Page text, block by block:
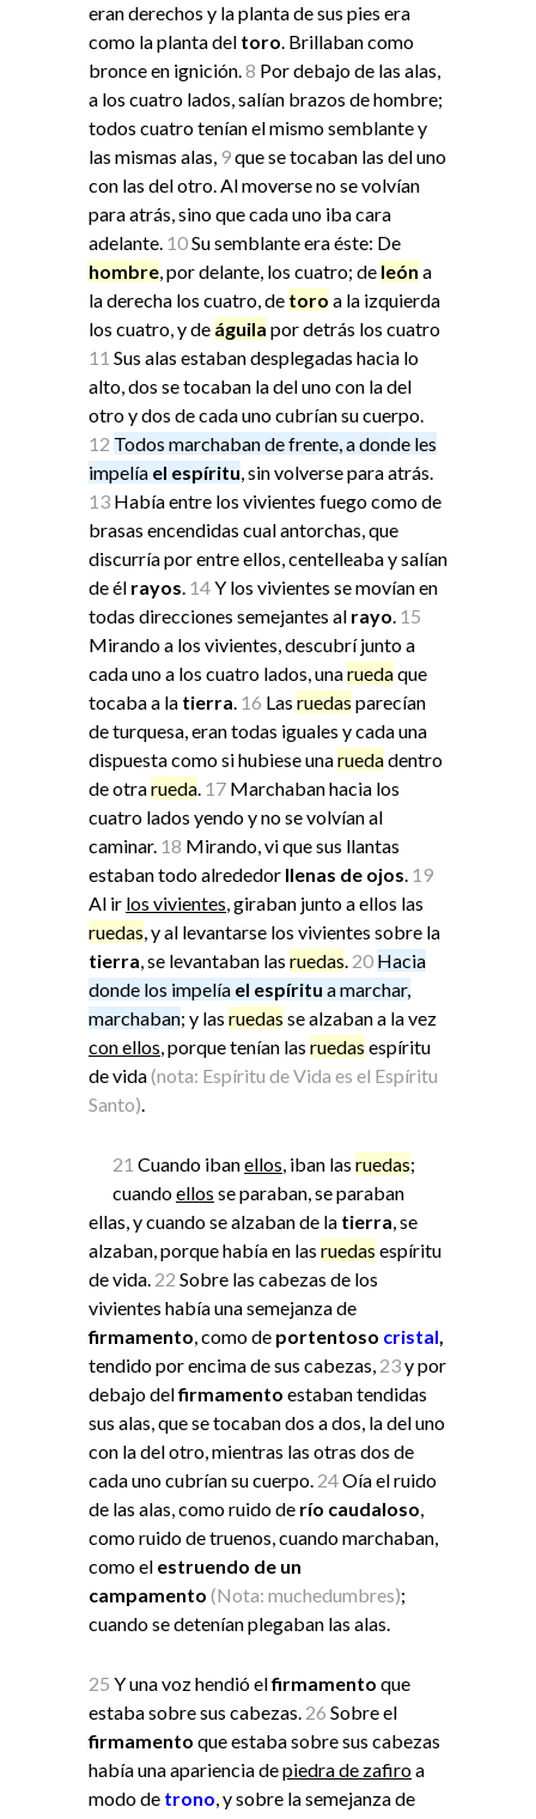
eran derechos y la planta de sus pies era
como la planta del toro. Brillaban como
bronce en ignición.8 Por debajo de las alas,
a los cuatro lados, salían brazos de hombre;
todos cuatro tenían el mismo semblante y
las mismas alas, 9que se tocaban las del uno
con las del otro. Al moverse no se volvían
para atrás, sino que cada uno iba cara
adelante. 10Su semblante era éste: De
hombre, por delante, los cuatro; de león a
la derecha los cuatro, de toro a la izquierda
los cuatro, y de águila por detrás los cuatro
11 Sus alas estaban desplegadas hacia lo
alto, dos se tocaban la del uno con la del
otro y dos de cada uno cubrían su cuerpo.
12 Todos marchaban de frente, a donde les
impelía el espíritu, sin volverse para atrás.
13 Había entre los vivientes fuego como de
brasas encendidas cual antorchas, que
discurría por entre ellos, centelleaba y salían
de él rayos. 14Y los vivientes se movían en
todas direcciones semejantes al rayo. 15
Mirando a los vivientes, descubrí junto a
cada uno a los cuatro lados, unaruedaque
tocaba a la tierra. 16 Las ruedas parecían
de turquesa, eran todas iguales y cada una
dispuesta como si hubiese unaruedadentro
de otrarueda. 17 Marchaban hacia los
cuatro lados yendo y no se volvían al
caminar. 18 Mirando, vi que sus llantas
estaban todo alrededor llenas de ojos. 19
Al ir los vivientes, giraban junto a ellos las
ruedas, y al levantarse los vivientes sobre la
tierra, se levantaban las ruedas. 20 Hacia
donde los impelía el espíritu a marchar,
marchaban; y las ruedas se alzaban a la vez
con ellos, porque tenían las ruedas espíritu
de vida(nota: Espíritu de Vida es el Espíritu
Santo).
21 Cuando ibanellos, iban las ruedas;
cuandoellos se paraban, se paraban
ellas, y cuando se alzaban de la tierra, se
alzaban, porque había en las ruedas espíritu
de vida. 22 Sobre las cabezas de los
vivientes había una semejanza de
firmamento, como de portentoso cristal,
tendido por encima de sus cabezas, 23y por
debajo delfirmamento estaban tendidas
sus alas, que se tocaban dos a dos, la del uno
con la del otro, mientras las otras dos de
cada uno cubrían su cuerpo. 24Oía el ruido
de las alas, como ruido de río caudaloso,
como ruido de truenos, cuando marchaban,
como el estruendo de un
campamento (Nota: muchedumbres);
cuando se detenían plegaban las alas.
25 Y una voz hendió elfirmamento que
estaba sobre sus cabezas. 26 Sobre el
firmamento que estaba sobre sus cabezas
había una apariencia depiedra de zafiroa
modo de trono, y sobre la semejanza de